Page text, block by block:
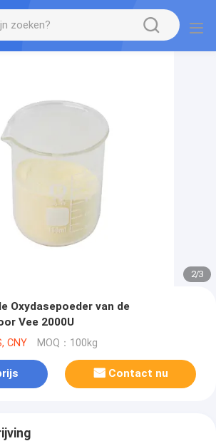
2/3
Oxydasepoeder van de
Vee 2000U
CNY MOQ：100kg
Contact nu